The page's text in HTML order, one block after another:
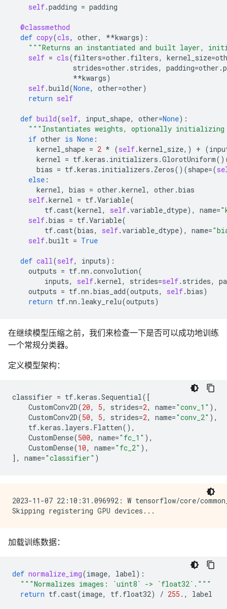
self.padding = padding
@classmethod
def copy(cls, other, **kwargs):
"""Returns an instantiated and built layer,
self = cls(filters=other . filters, kernel_size=
strides=other . strides, padding=other .
**kwargs)
self.build(None, other=other)
return self
def build(self, input_shape, other=None):
"""Instantiates weights, optionally initializing
if other is None :
kernel_shape = 2 * (self.kernel_size,) + (
kernel = tf.keras . initializers .GlorotUniform
bias = tf.keras . initializers . Zeros()(shape=(
else :
kernel, bias = other .kernel, other .bias
self.kernel = tf.Variable(
tf.cast(kernel, self.variable_dtype), name=
self.bias = tf.Variable(
tf.cast(bias, self.variable_dtype), name=
self.built = True
def call(self, inputs):
outputs = tf.nn .convolution(
inputs, self.kernel, strides=self. strides,
outputs = tf.nn .bias_add(outputs, self.bias)
return tf.nn . leaky_relu(outputs)
在继续模型压缩之前，我们来检查一下是否可以成功地训练
一个常规分类器。
定义模型架构：
classifier = tf.keras .Sequential([
CustomConv2D(20, 5, strides=2, name="conv_1" ),
CustomConv2D(50, 5, strides=2, name="conv_2" ),
tf.keras . layers . Flatten(),
CustomDense(500, name="fc_1" ),
CustomDense(10, name="fc_2" ),
],
name="classifier" )
2023-11-07 22:10:31.096992: W tensorflow/core/
加载训练数据：
def normalize_img(image, label):
"""Normalizes images: `uint8` -> `float32`."""
return tf.cast(image, tf. float32) / 255. , label